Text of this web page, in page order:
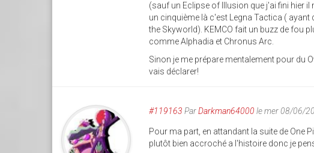
(sauf un Eclipse of Illusion que j'ai fini hier
un cinquième là c'est Legna Tactica ( ayant
the Skyworld). KEMCO fait un buzz de fou
comme Alphadia et Chronus Arc.
Sinon je me prépare mentalement pour du
vais déclarer!
#119163 ParDarkman64000 le mer 08/06/
Pour ma part, en attandant la suite de One
plutôt bien accroché a l'histoire donc je